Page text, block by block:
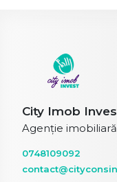
City Imob
Agenție
0748109092